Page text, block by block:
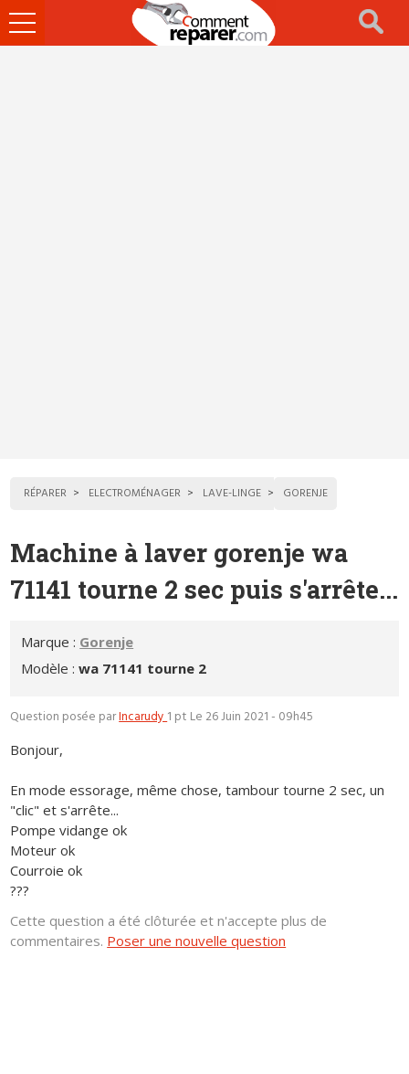
Ouvrir
le
RÉPARER ELECTROMÉNAGER LAVE-LINGE GORENJE
Machine à laver gorenje wa
71141 tourne 2 sec puis s'arrête...
Marque : Gorenje
Modèle :wa 71141 tourne 2
Question posée parIncarudy1 pt Le 26 Juin 2021 - 09h45
Bonjour,
En mode essorage, même chose, tambour tourne 2 sec, un
"clic" et s'arrête...
Pompe vidange ok
Moteur ok
Courroie ok
???
Cette question a été clôturée et n'accepte plus de
commentaires. Poser une nouvelle question